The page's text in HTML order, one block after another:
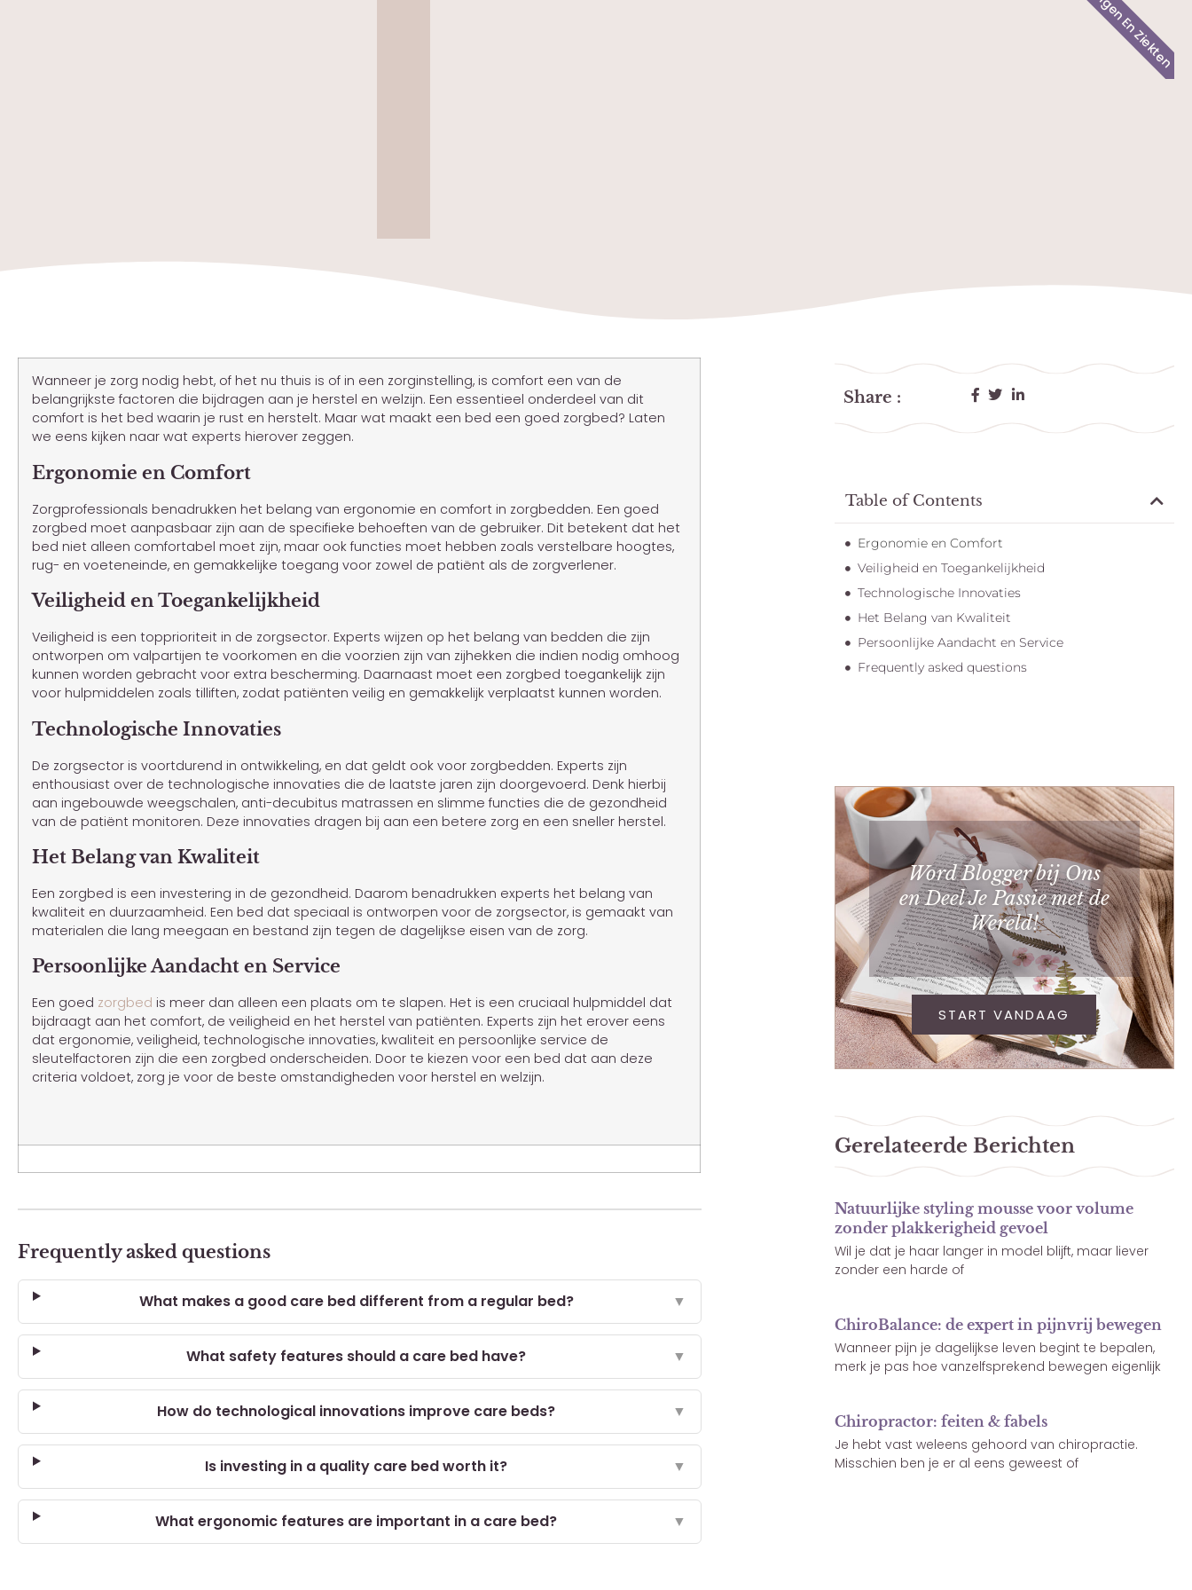
Wanneer je zorg nodig hebt, of het nu thuis is of in een zorginstelling, is comfort een van de
belangrijkste factoren die bijdragen aan je herstel en welzijn. Een essentieel onderdeel van dit
comfort is het bed waarin je rust en herstelt. Maar wat maakt een bed een goed zorgbed? Laten
we eens kijken naar wat experts hierover zeggen.
Ergonomie en Comfort
Zorgprofessionals benadrukken het belang van ergonomie en comfort in zorgbedden. Een goed
zorgbed moet aanpasbaar zijn aan de specifieke behoeften van de gebruiker. Dit betekent dat het
bed niet alleen comfortabel moet zijn, maar ook functies moet hebben zoals verstelbare hoogtes,
rug- en voeteneinde, en gemakkelijke toegang voor zowel de patiënt als de zorgverlener.
Veiligheid en Toegankelijkheid
Veiligheid is een topprioriteit in de zorgsector. Experts wijzen op het belang van bedden die zijn
ontworpen om valpartijen te voorkomen en die voorzien zijn van zijhekken die indien nodig omhoog
kunnen worden gebracht voor extra bescherming. Daarnaast moet een zorgbed toegankelijk zijn
voor hulpmiddelen zoals tilliften, zodat patiënten veilig en gemakkelijk verplaatst kunnen worden.
Technologische Innovaties
De zorgsector is voortdurend in ontwikkeling, en dat geldt ook voor zorgbedden. Experts zijn
enthousiast over de technologische innovaties die de laatste jaren zijn doorgevoerd. Denk hierbij
aan ingebouwde weegschalen, anti-decubitus matrassen en slimme functies die de gezondheid
van de patiënt monitoren. Deze innovaties dragen bij aan een betere zorg en een sneller herstel.
Het Belang van Kwaliteit
Een zorgbed is een investering in de gezondheid. Daarom benadrukken experts het belang van
kwaliteit en duurzaamheid. Een bed dat speciaal is ontworpen voor de zorgsector, is gemaakt van
materialen die lang meegaan en bestand zijn tegen de dagelijkse eisen van de zorg.
Persoonlijke Aandacht en Service
Een goed zorgbed is meer dan alleen een plaats om te slapen. Het is een cruciaal hulpmiddel dat
bijdraagt aan het comfort, de veiligheid en het herstel van patiënten. Experts zijn het erover eens
dat ergonomie, veiligheid, technologische innovaties, kwaliteit en persoonlijke service de
sleutelfactoren zijn die een zorgbed onderscheiden. Door te kiezen voor een bed dat aan deze
criteria voldoet, zorg je voor de beste omstandigheden voor herstel en welzijn.
Frequently asked questions
What makes a good care bed different from a regular bed? ▼
What safety features should a care bed have? ▼
How do technological innovations improve care beds? ▼
Is investing in a quality care bed worth it? ▼
What ergonomic features are important in a care bed? ▼
Share :
Table of Contents
Ergonomie en Comfort
Veiligheid en Toegankelijkheid
Technologische Innovaties
Het Belang van Kwaliteit
Persoonlijke Aandacht en Service
Frequently asked questions
Word Blogger bij Ons
en Deel Je Passie met de
Wereld!
START VANDAAG
Gerelateerde Berichten
Natuurlijke styling mousse voor volume
zonder plakkerigheid gevoel
Wil je dat je haar langer in model blijft, maar liever
zonder een harde of
ChiroBalance: de expert in pijnvrij bewegen
Wanneer pijn je dagelijkse leven begint te bepalen,
merk je pas hoe vanzelfsprekend bewegen eigenlijk
Chiropractor: feiten & fabels
Je hebt vast weleens gehoord van chiropractie.
Misschien ben je er al eens geweest of